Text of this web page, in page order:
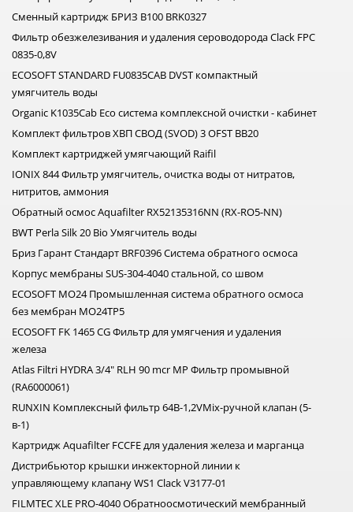
Сменный картридж БРИЗ B100 BRK0327
Фильтр обезжелезивания и удаления сероводорода Clack FPС
0835-0,8V
ECOSOFT STANDARD FU0835CAB DVST компактный
умягчитель воды
Organic K1035Cab Eco система комплексной очистки - кабинет
Комплект фильтров ХВП СВОД (SVOD) 3 OFST BB20
Комплект картриджей умягчающий Raifil
IONIX 844 Фильтр умягчитель, очистка воды от нитратов,
нитритов, аммония
Обратный осмос Aquafilter RX52135316NN (RX-RO5-NN)
BWT Perla Silk 20 Bio Умягчитель воды
Бриз Гарант Стандарт BRF0396 Система обратного осмоса
Корпус мембраны SUS-304-4040 стальной, со швом
ECOSOFT MO24 Промышленная система обратного осмоса
без мембран MO24TP5
ECOSOFT FK 1465 CG Фильтр для умягчения и удаления
железа
Atlas Filtri HYDRA 3/4" RLH 90 mcr MP Фильтр промывной
(RA6000061)
RUNXIN Комплексный фильтр 64B-1,2VMix-ручной клапан (5-
в-1)
Картридж Aquafilter FCCFE для удаления железа и марганца
Дистрибьютор крышки инжекторной линии к
управляющему клапану WS1 Clack V3177-01
FILMTEC XLE PRO-4040 Обратноосмотический мембранный